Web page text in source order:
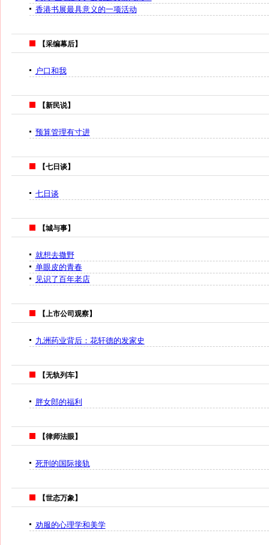
香港书展最具意义的一项活动
【采编幕后】
户口和我
【新民说】
预算管理有寸进
【七日谈】
七日谈
【城与事】
就想去撒野
单眼皮的青春
见识了百年老店
【上市公司观察】
九洲药业背后：花轩德的发家史
【无轨列车】
胖女郎的福利
【律师法眼】
死刑的国际接轨
【世态万象】
劝服的心理学和美学